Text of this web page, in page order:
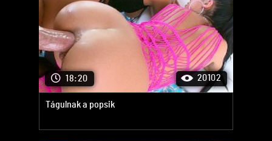
Tágulnak a popsik
18:20 20102